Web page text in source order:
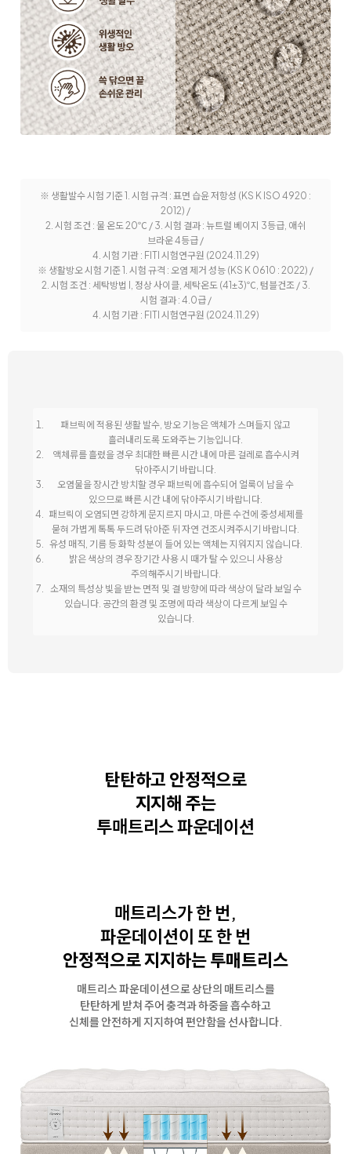
※ 생활발수 시험 기준 1. 시험 규격 : 표면 습윤 저항성 (KS K ISO 4920 :
2012) /
2. 시험 조건 : 물 온도 20℃ / 3. 시험 결과 : 뉴트럴 베이지 3등급, 애쉬
브라운 4등급 /
4. 시험 기관 : FITI 시험연구원 (2024.11.29)
※ 생활방오 시험 기준 1. 시험 규격 : 오염 제거 성능 (KS K 0610 : 2022) /
2. 시험 조건 : 세탁방법 I, 정상 사이클, 세탁온도 (41±3)℃, 텀블건조 / 3.
시험 결과 : 4.0급 /
4. 시험 기관 : FITI 시험연구원 (2024.11.29)
패브릭에 적용된 생활 발수, 방오 기능은 액체가 스며들지 않고
흘러내리도록 도와주는 기능입니다.
액체류를 흘렸을 경우 최대한 빠른 시간 내에 마른 걸레로 흡수시켜
닦아주시기 바랍니다.
오염물을 장시간 방치할 경우 패브릭에 흡수되어 얼룩이 남을 수
있으므로 빠른 시간 내에 닦아주시기 바랍니다.
패브릭이 오염되면 강하게 문지르지 마시고, 마른 수건에 중성세제를
묻혀 가볍게 톡톡 두드려 닦아준 뒤 자연 건조시켜주시기 바랍니다.
유성 매직, 기름 등 화학 성분이 들어 있는 액체는 지워지지 않습니다.
밝은 색상의 경우 장기간 사용 시 때가 탈 수 있으니 사용상
주의해주시기 바랍니다.
소재의 특성상 빛을 받는 면적 및 결 방향에 따라 색상이 달라 보일 수
있습니다. 공간의 환경 및 조명에 따라 색상이 다르게 보일 수
있습니다.
탄탄하고 안정적으로
지지해 주는
투매트리스 파운데이션
매트리스가 한 번,
파운데이션이 또 한 번
안정적으로 지지하는 투매트리스
매트리스 파운데이션으로 상단의 매트리스를
탄탄하게 받쳐 주어 충격과 하중을 흡수하고
신체를 안전하게 지지하여 편안함을 선사합니다.